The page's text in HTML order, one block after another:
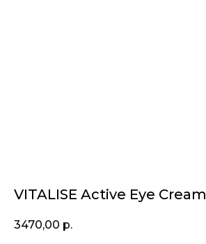
VITALISE Active Eye Cream
3470,00 р.